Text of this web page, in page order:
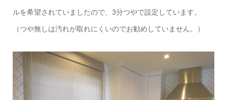
ルを希望されていましたので、3分つやで設定しています。
（つや無しは汚れが取れにくいのでお勧めしていません。）